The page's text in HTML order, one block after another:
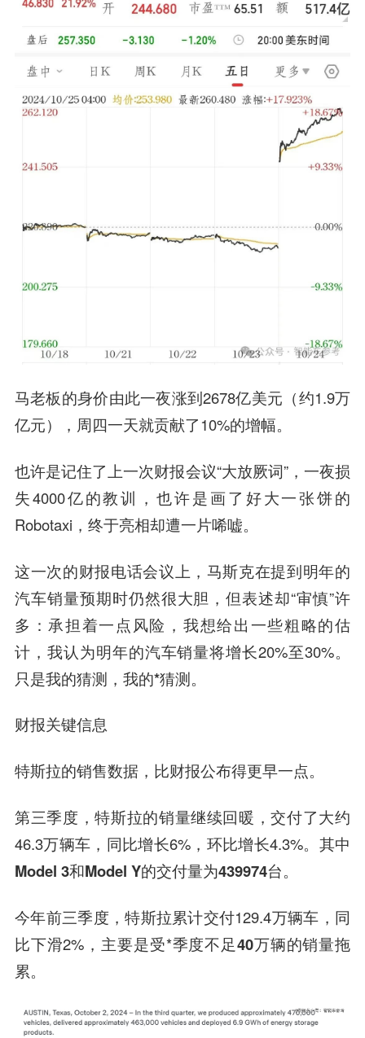
马老板的身价由此一夜涨到2678亿美元（约1.9万
亿元），周四一天就贡献了10%的增幅。
也许是记住了上一次财报会议“大放厥词”，一夜损
失4000亿的教训，也许是画了好大一张饼的
Robotaxi，终于亮相却遭一片唏嘘。
这一次的财报电话会议上，马斯克在提到明年的
汽车销量预期时仍然很大胆，但表述却“审慎”许
多： 承担着一点风险，我想给出一些粗略的估
计，我认为明年的汽车销量将增长20%至30%。
只是我的猜测，我的*猜测。
财报关键信息
特斯拉的销售数据，比财报公布得更早一点。
第三季度，特斯拉的销量继续回暖，交付了大约
46.3万辆车，同比增长6%，环比增长4.3%。其中
Model 3和Model Y的交付量为439974台。
今年前三季度，特斯拉累计交付129.4万辆车，同
比下滑2%，主要是受*季度不足40万辆的销量拖
累。